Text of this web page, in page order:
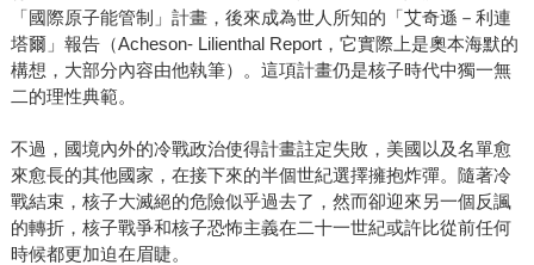
「國際原子能管制」計畫，後來成為世人所知的「艾奇遜－利連
塔爾」報告（Acheson- Lilienthal Report，它實際上是奧本海默的
構想，大部分內容由他執筆）。這項計畫仍是核子時代中獨一無
二的理性典範。
不過，國境內外的冷戰政治使得計畫註定失敗，美國以及名單愈
來愈長的其他國家，在接下來的半個世紀選擇擁抱炸彈。隨著冷
戰結束，核子大滅絕的危險似乎過去了，然而卻迎來另一個反諷
的轉折，核子戰爭和核子恐怖主義在二十一世紀或許比從前任何
時候都更加迫在眉睫。